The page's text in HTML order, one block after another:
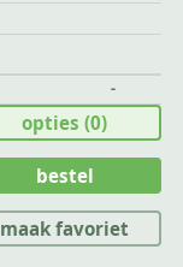
-
opties(0)
bestel
maak favoriet